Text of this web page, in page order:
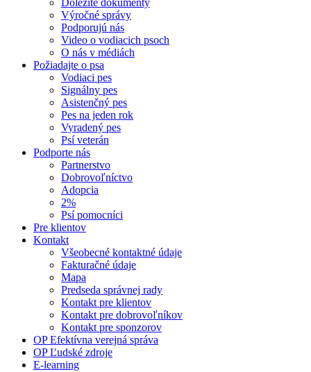
Dôležité dokumenty
Výročné správy
Podporujú nás
Video o vodiacich psoch
O nás v médiách
Požiadajte o psa
Vodiaci pes
Signálny pes
Asistenčný pes
Pes na jeden rok
Vyradený pes
Psí veterán
Podporte nás
Partnerstvo
Dobrovoľníctvo
Adopcia
2%
Psí pomocníci
Pre klientov
Kontakt
Všeobecné kontaktné údaje
Fakturačné údaje
Mapa
Predseda správnej rady
Kontakt pre klientov
Kontakt pre dobrovoľníkov
Kontakt pre sponzorov
OP Efektívna verejná správa
OP Ľudské zdroje
E-learning